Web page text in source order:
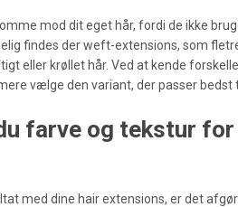
mod dit eget hår, fordi de ikke
findes der weft-extensions, som
eller krøllet hår. Ved at kende
vælge den variant, der passer bedst
farve og tekstur
med dine hair extensions, er det